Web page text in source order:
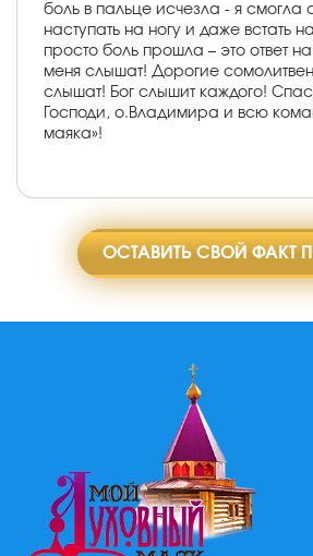
боль в пальце исчезла - я смогла
наступать на ногу и даже встать
просто боль прошла – это ответ
меня слышат! Дорогие
слышат! Бог слышит каждого!
Господи, о.Владимира и всю
маяка»!
ОСТАВИТЬ СВОЙ ФАКТ